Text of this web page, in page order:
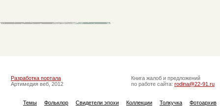
Разработка портала
Артимедия веб, 2012
Книга жалоб и предложений
по работе сайта: rodina@22-91.ru
Темы Фольклор Свидетели эпохи Коллекции Толкучка Фотоархив